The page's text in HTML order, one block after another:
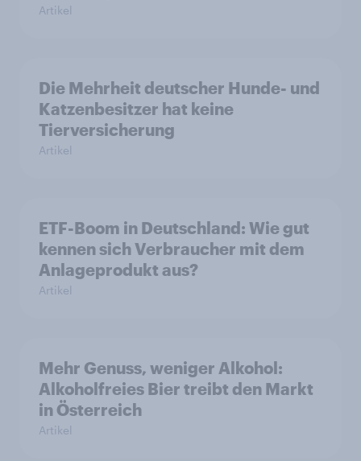
Artikel
Die Mehrheit deutscher Hunde- und
Katzenbesitzer hat keine
Tierversicherung
Artikel
ETF-Boom in Deutschland: Wie gut
kennen sich Verbraucher mit dem
Anlageprodukt aus?
Artikel
Mehr Genuss, weniger Alkohol:
Alkoholfreies Bier treibt den Markt
in Österreich
Artikel